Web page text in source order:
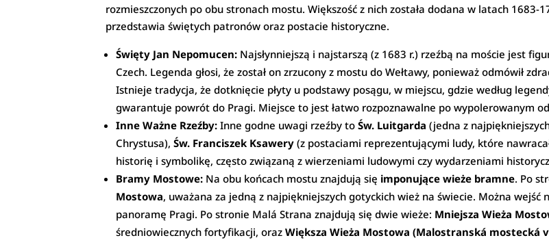
rozmieszczonych po obu stronach mostu. Większość z nich została dodana w latach 1683-
przedstawia świętych patronów oraz postacie historyczne.
Święty Jan Nepomucen: Najsłynniejszą i najstarszą (z 1683 r.) rzeźbą na moście jest
Czech. Legenda głosi, że został on zrzucony z mostu do Wełtawy, ponieważ odmówił
Istnieje tradycja, że dotknięcie płyty u podstawy posągu, w miejscu, gdzie według
gwarantuje powrót do Pragi. Miejsce to jest łatwo rozpoznawalne po wypolerowanym
Inne Ważne Rzeźby: Inne godne uwagi rzeźby toŚw. Luitgarda (jedna z
Chrystusa),Św. Franciszek Ksawery (z postaciami reprezentującymi ludy, które
historię i symbolikę, często związaną z wierzeniami ludowymi czy wydarzeniami
Bramy Mostowe: Na obu końcach mostu znajdują się imponujące wieże bramne. Po
Mostowa, uważana za jedną z najpiękniejszych gotyckich wież na świecie. Można
panoramę Pragi. Po stronie Malá Strana znajdują się dwie wieże: Mniejsza Wieża
średniowiecznych fortyfikacji, orazWiększa Wieża Mostowa (Malostranská mostecká